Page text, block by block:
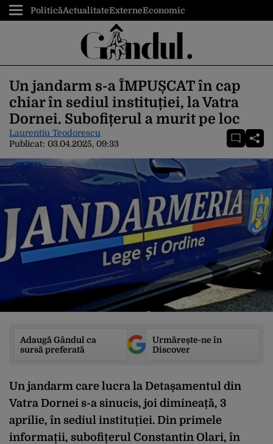
PoliticăActualitateExterneEconomic
Un jandarm s-a ÎMPUȘCAT în cap
chiar în sediul instituției, la Vatra
Dornei. Subofițerul a murit pe loc
Laurentiu Teodorescu
Publicat: 03.04.2025, 09:33
Adaugă Gândul ca
sursă preferată
Urmărește-ne în
Discover
Un jandarm care lucra la Detașamentul din
Vatra Dornei s-a sinucis, joi dimineață, 3
aprilie, în sediul instituției. Din primele
informații, subofițerul Constantin Olari, în